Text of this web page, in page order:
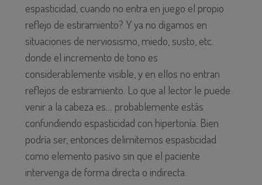
espasticidad, cuando no entra en juego el propio
reflejo de estiramiento? Y ya no digamos en
situaciones de nerviosismo, miedo, susto, etc.
donde el incremento de tono es
considerablemente visible, y en ellos no entran
reflejos de estiramiento. Lo que al lector le puede
venir a la cabeza es… probablemente estás
confundiendo espasticidad con hipertonía. Bien
podría ser, entonces delimitemos espasticidad
como elemento pasivo sin que el paciente
intervenga de forma directa o indirecta.